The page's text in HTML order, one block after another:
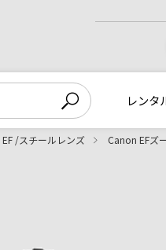
レンタ
EF /スチールレンズ Canon EFズ